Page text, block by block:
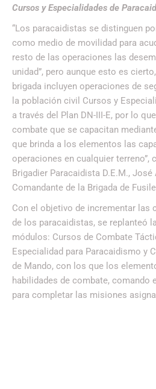
Cursos y Especialidades de
“Los paracaidistas se distinguen
como medio de movilidad para
resto de las operaciones las
unidad”, pero aunque esto es
brigada incluyen operaciones de
la población civil Cursos y
a través del Plan DN-III-E, por lo
combate que se capacitan
que brinda a los elementos las
operaciones en cualquier terreno”,
Brigadier Paracaidista D.E.M.,
Comandante de la Brigada de
Con el objetivo de incrementar las
de los paracaidistas, se replanteó
módulos: Cursos de Combate
Especialidad para Paracaidismo y
de Mando, con los que los
habilidades de combate, comando
para completar las misiones